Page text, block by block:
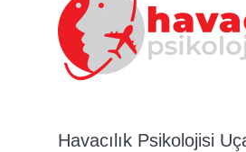
Havacılık Psikolojisi